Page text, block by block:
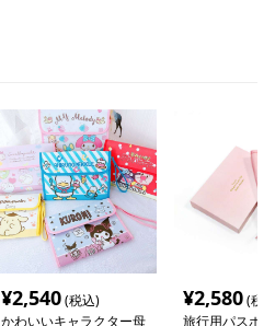
¥2,540(税込)
かわいいキャラクター母
¥2,580(税
旅行用パスポ